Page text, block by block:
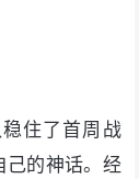
住了首周战
己的神话。经